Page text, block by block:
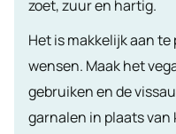
zoet, zuur en hartig.
Het is makkelijk aan
wensen. Maak het
gebruiken en de
garnalen in plaats van